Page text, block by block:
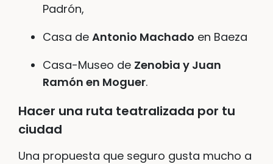
Padrón,
Casa de Antonio Machado en Baeza
Casa-Museo de Zenobia y Juan
Ramón en Moguer.
Hacer una ruta teatralizada por tu
ciudad
Una propuesta que seguro gusta mucho a